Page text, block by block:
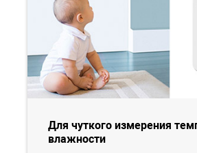
Для чуткого измерения
влажности